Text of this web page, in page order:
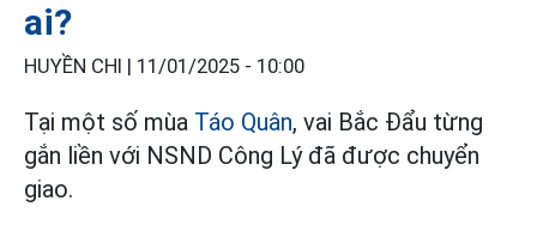
ai?
HUYỀN CHI | 11/01/2025 - 10:00
Tại một số mùa Táo Quân, vai Bắc Đẩu từng
gắn liền với NSND Công Lý đã được chuyển
giao.